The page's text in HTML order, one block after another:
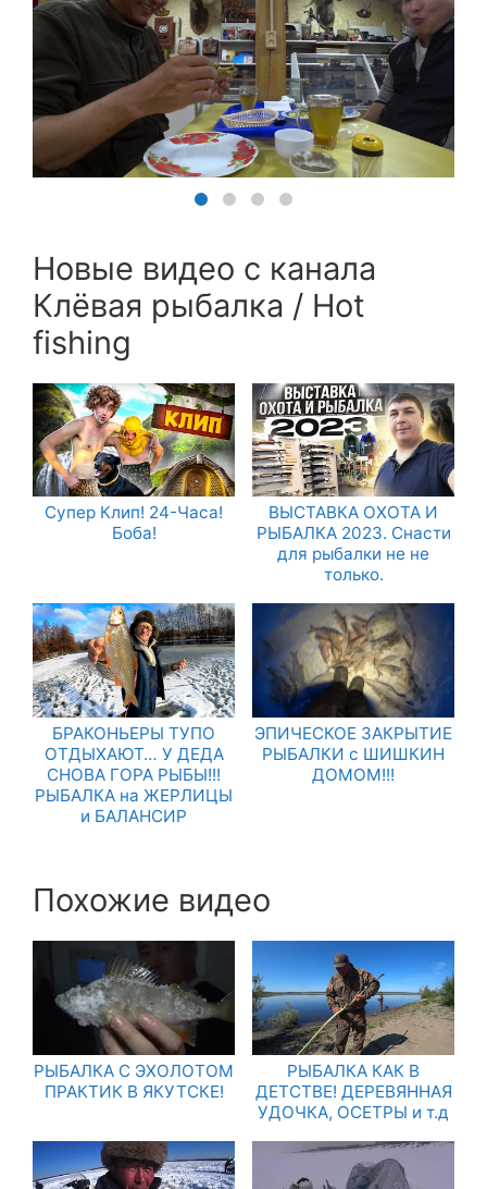
Новые видео с канала
Клёвая рыбалка / Hot
fishing
Супер Клип! 24-Часа!
Боба!
ВЫСТАВКА ОХОТА И
РЫБАЛКА 2023. Снасти
для рыбалки не не
только.
БРАКОНЬЕРЫ ТУПО
ОТДЫХАЮТ… У ДЕДА
СНОВА ГОРА РЫБЫ!!!
РЫБАЛКА на ЖЕРЛИЦЫ
и БАЛАНСИР
ЭПИЧЕСКОЕ ЗАКРЫТИЕ
РЫБАЛКИ с ШИШКИН
ДОМОМ!!!
Похожие видео
РЫБАЛКА С ЭХОЛОТОМ
ПРАКТИК В ЯКУТСКЕ!
РЫБАЛКА КАК В
ДЕТСТВЕ! ДЕРЕВЯННАЯ
УДОЧКА, ОСЕТРЫ и т.д